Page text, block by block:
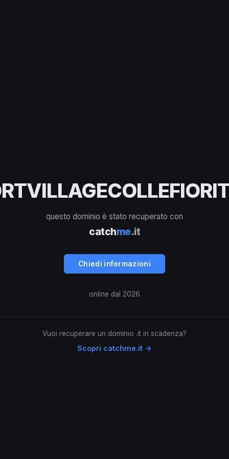
questo dominio è stato recuperato con
catchme.it
Chiedi informazioni
online dal 2026
Vuoi recuperare un dominio .it in scadenza?
Scopri catchme.it →